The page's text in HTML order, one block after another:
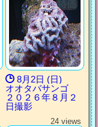
8月2日 (日)
オオタバサンゴ
２０２６年８月２
日撮影
24 views